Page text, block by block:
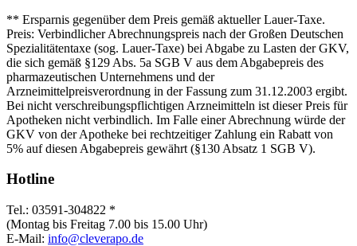
** Ersparnis gegenüber dem Preis gemäß aktueller Lauer-Taxe.
Preis: Verbindlicher Abrechnungspreis nach der Großen Deutschen
Spezialitätentaxe (sog. Lauer-Taxe) bei Abgabe zu Lasten der GKV,
die sich gemäß §129 Abs. 5a SGB V aus dem Abgabepreis des
pharmazeutischen Unternehmens und der
Arzneimittelpreisverordnung in der Fassung zum 31.12.2003 ergibt.
Bei nicht verschreibungspflichtigen Arzneimitteln ist dieser Preis für
Apotheken nicht verbindlich. Im Falle einer Abrechnung würde der
GKV von der Apotheke bei rechtzeitiger Zahlung ein Rabatt von
5% auf diesen Abgabepreis gewährt (§130 Absatz 1 SGB V).
Hotline
Tel.: 03591-304822 *
(Montag bis Freitag 7.00 bis 15.00 Uhr)
E-Mail: info@cleverapo.de